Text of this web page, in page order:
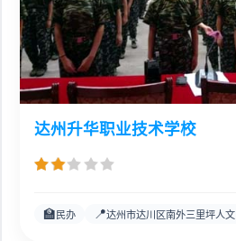
达州升华职业技术学校
🏫 民办 📍达州市达川区南外三里坪人文